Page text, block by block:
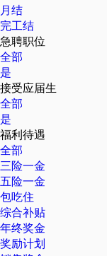
月结
完工结
急聘职位
全部
是
接受应届生
全部
是
福利待遇
全部
三险一金
五险一金
包吃住
综合补贴
年终奖金
奖励计划